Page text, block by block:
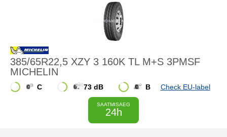
385/65R22,5 XZY 3 160K TL M+S 3PMSF
MICHELIN
C 73 dB B Check EU-label
SAATMISAEG
24h